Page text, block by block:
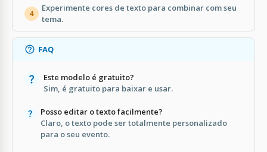
4
Experimente cores de texto para combinar com seu
tema.
FAQ
Este modelo é gratuito?
Sim, é gratuito para baixar e usar.
Posso editar o texto facilmente?
Claro, o texto pode ser totalmente personalizado
para o seu evento.